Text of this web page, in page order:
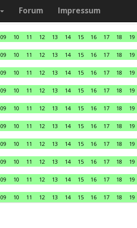
Forum Impressum
09 10 11 12 13 14 15 16 17 18 19
09 10 11 12 13 14 15 16 17 18 19
09 10 11 12 13 14 15 16 17 18 19
09 10 11 12 13 14 15 16 17 18 19
09 10 11 12 13 14 15 16 17 18 19
09 10 11 12 13 14 15 16 17 18 19
09 10 11 12 13 14 15 16 17 18 19
09 10 11 12 13 14 15 16 17 18 19
09 10 11 12 13 14 15 16 17 18 19
09 10 11 12 13 14 15 16 17 18 19